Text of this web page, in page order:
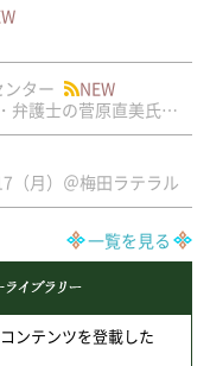
ター
NEW
治療的司法研究センター客員研究員で元・弁護士の菅原直美氏の論文が公刊されました
（月）＠梅田ラテラル
一覧を見る
ンテンツを登載した